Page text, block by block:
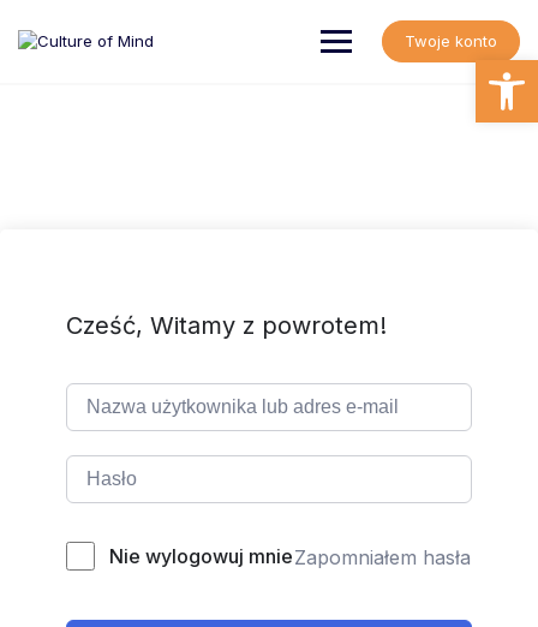
content
Twoje konto
Cześć, Witamy z powrotem!
Nie wylogowuj mnieZapomniałem hasła